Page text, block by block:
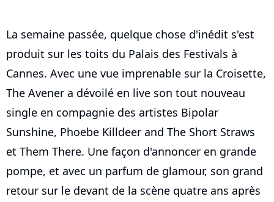
La semaine passée, quelque chose d'inédit s'est
produit sur les toits du Palais des Festivals à
Cannes. Avec une vue imprenable sur la Croisette,
The Avener a dévoilé en live son tout nouveau
single en compagnie des artistes Bipolar
Sunshine, Phoebe Killdeer and The Short Straws
et Them There. Une façon d'annoncer en grande
pompe, et avec un parfum de glamour, son grand
retour sur le devant de la scène quatre ans après